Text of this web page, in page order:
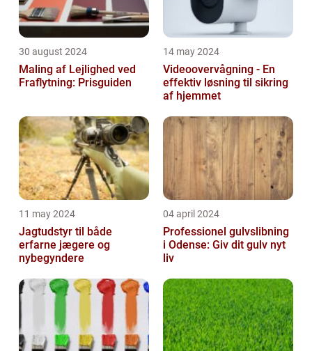
30 august 2024
Maling af Lejlighed ved
Fraflytning: Prisguiden
14 may 2024
Videoovervågning - En
effektiv løsning til sikring
af hjemmet
11 may 2024
Jagtudstyr til både
erfarne jægere og
nybegyndere
04 april 2024
Professionel gulvslibning
i Odense: Giv dit gulv nyt
liv